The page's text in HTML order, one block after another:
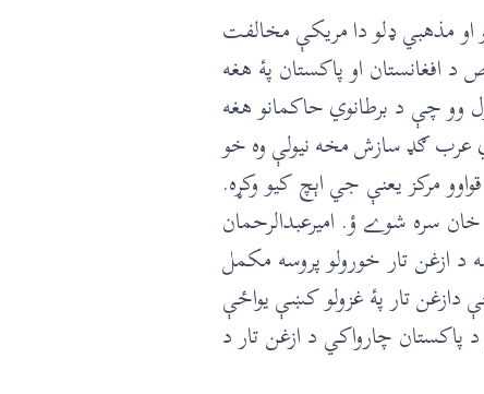
او مذهبي ډلو دا مريکې مخالفت
افغانستان او پاکستان پۀ هغه
چې د برطانوي حاکمانو هغه
عرب ګډ سازش مخه نيولې وه خو
مرکز يعنې جي اېچ کيو وکړه.
1893ز نومبر کښې د امير عبدالرحمان خان سره شوے ؤ. اميرعبدالرحمان
د ازغن تار خورولو پروسه مکمل
تار پۀ غزولو کښې يواځې
پاکستان چارواکي د ازغن تار د